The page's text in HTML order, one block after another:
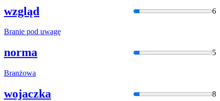
wzgląd 6
Branie pod uwagę
norma 5
Branżowa
wojaczka 8